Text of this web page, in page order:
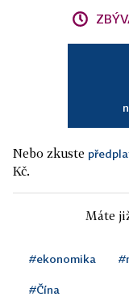
Nebo zkuste
Kč.
Máte
#ekonomika
#Čína